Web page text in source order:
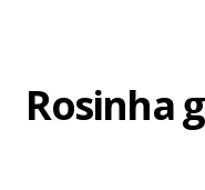
Rosinha